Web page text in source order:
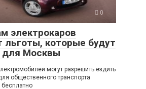
0
электрокаров
льготы, которые будут
для Москвы
могут разрешить ездить
общественного транспорта